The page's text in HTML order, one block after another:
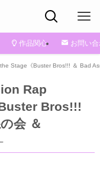
作品関心 お問い
Stage《Buster Bros!!! ＆ Bad
Rap
Bros!!!
会 ＆